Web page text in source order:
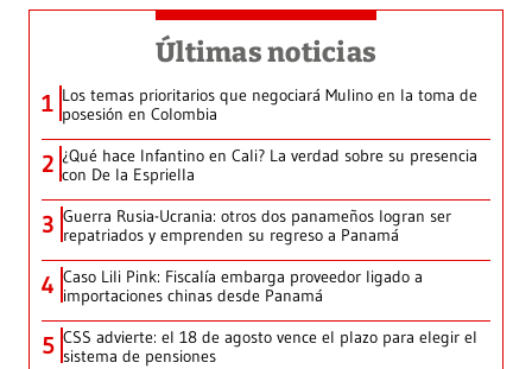
Últimas noticias
1 Los temas prioritarios que negociará Mulino en la toma de
posesión en Colombia
2 ¿Qué hace Infantino en Cali? La verdad sobre su presencia
con De la Espriella
3 Guerra Rusia-Ucrania: otros dos panameños logran ser
repatriados y emprenden su regreso a Panamá
4 Caso Lili Pink: Fiscalía embarga proveedor ligado a
importaciones chinas desde Panamá
5 CSS advierte: el 18 de agosto vence el plazo para elegir el
sistema de pensiones